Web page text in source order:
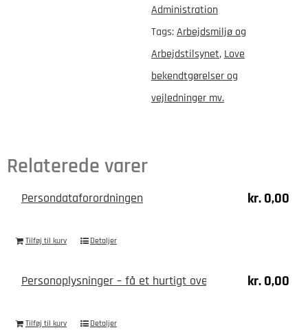
Administration
Tags:Arbejdsmiljø og
Arbejdstilsynet, Love
bekendtgørelser og
vejledninger mv.
Relaterede varer
Persondataforordningen kr.0,00
Tilføj til kurv Detaljer
Personoplysninger – få et hurtigt overblik kr.0,00
Tilføj til kurv Detaljer